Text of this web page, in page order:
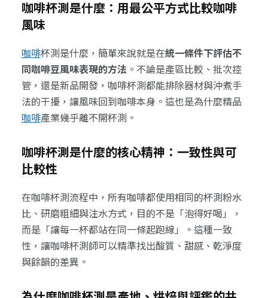
咖啡杯測是什麼：用最公平方式比較咖啡
風味
咖啡杯測是什麼，簡單來說就是在統一條件下評估不
同咖啡豆風味表現的方法 。不論是產區比較、批次控
管，還是新品開發，咖啡杯測都能排除器材與沖煮手
法的干擾，讓風味回到咖啡本身。這也是為什麼精品
咖啡產業幾乎離不開杯測。
咖啡杯測是什麼的核心精神：一致性與可
比較性
在咖啡杯測流程中，所有咖啡都使用相同的杯測粉水
比、研磨粗細與注水方式，目的不是「泡得好喝」，
而是「讓每一杯都站在同一條起跑線」。這種一致
性，讓咖啡杯測師可以精準找出酸質、甜感、乾淨度
與餘韻的差異。